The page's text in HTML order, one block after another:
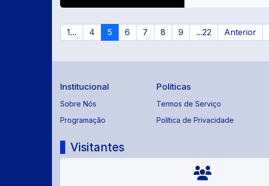
1... 4 5 6 7 8 9 ...22 Anterior
Institucional
Sobre Nós
Programação
Políticas
Termos de Serviço
Política de Privacidade
Visitantes